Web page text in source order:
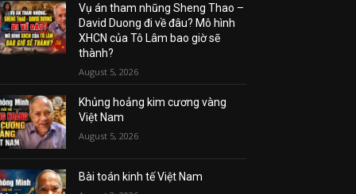
Vụ án tham nhũng Sheng Thao –
David Duong đi về đâu? Mô hình
XHCN của Tô Lâm bao giờ sẽ
thành?
August 5, 2026
Khủng hoảng kim cương vàng
Việt Nam
August 5, 2026
Bài toán kinh tế Việt Nam